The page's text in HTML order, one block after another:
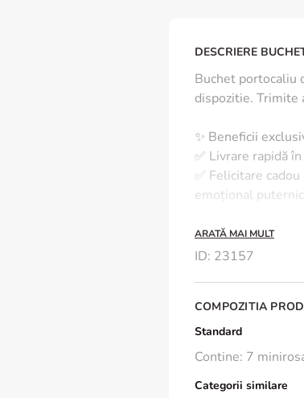
DESCRIERE
Buchet portocaliu
dispozitie. Trimite
✨ Beneficii
✅ Livrare rapidă
✅ Felicitare
emoțional
*Pentru ca
diferita fata de
proaspete cat mai
- Foloseste apa
- Toarna in apa
- Atunci cand tai
liber, tija absoarbe
ARATĂ MAI MULT
ID: 23157
COMPOZITIA
Standard
Contine: 7
Categorii similare